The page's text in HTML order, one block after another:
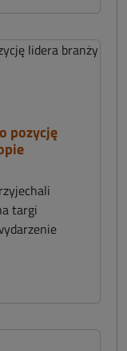
pozycję
targi